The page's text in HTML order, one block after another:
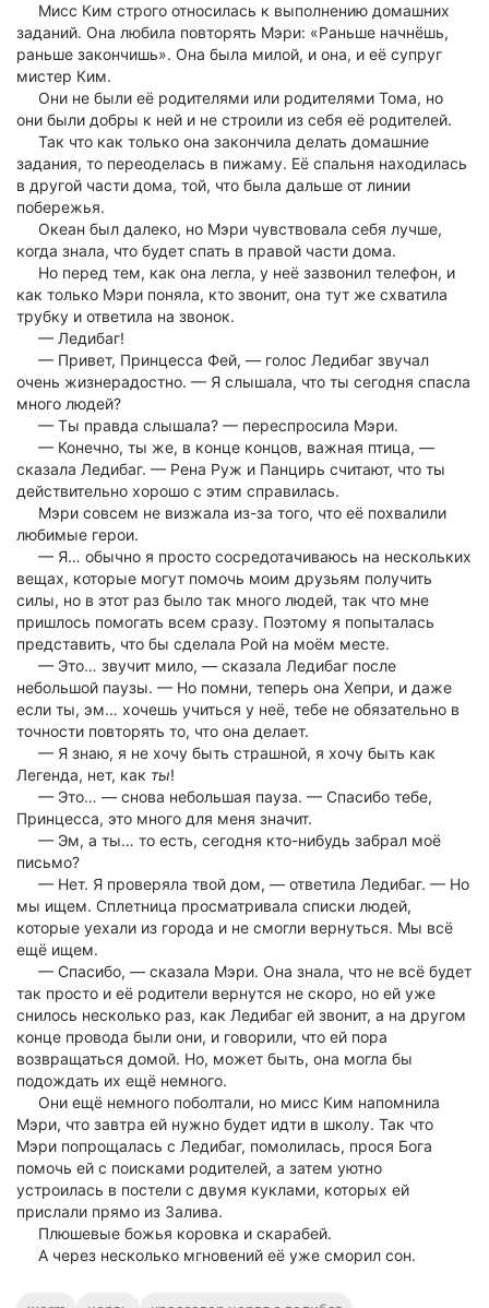
Мисс Ким строго относилась к выполнению домашних
заданий. Она любила повторять Мэри: «Раньше начнёшь,
раньше закончишь». Она была милой, и она, и её супруг
мистер Ким.
Они не были её родителями или родителями Тома, но
они были добры к ней и не строили из себя её родителей.
Так что как только она закончила делать домашние
задания, то переоделась в пижаму. Её спальня находилась
в другой части дома, той, что была дальше от линии
побережья.
Океан был далеко, но Мэри чувствовала себя лучше,
когда знала, что будет спать в правой части дома.
Но перед тем, как она легла, у неё зазвонил телефон, и
как только Мэри поняла, кто звонит, она тут же схватила
трубку и ответила на звонок.
— Ледибаг!
— Привет, Принцесса Фей, — голос Ледибаг звучал
очень жизнерадостно. — Я слышала, что ты сегодня спасла
много людей?
— Ты правда слышала? — переспросила Мэри.
— Конечно, ты же, в конце концов, важная птица, —
сказала Ледибаг. — Рена Руж и Панцирь считают, что ты
действительно хорошо с этим справилась.
Мэри совсем не визжала из-за того, что её похвалили
любимые герои.
— Я… обычно я просто сосредотачиваюсь на нескольких
вещах, которые могут помочь моим друзьям получить
силы, но в этот раз было так много людей, так что мне
пришлось помогать всем сразу. Поэтому я попыталась
представить, что бы сделала Рой на моём месте.
— Это… звучит мило, — сказала Ледибаг после
небольшой паузы. — Но помни, теперь она Хепри, и даже
если ты, эм… хочешь учиться у неё, тебе не обязательно в
точности повторять то, что она делает.
— Я знаю, я не хочу быть страшной, я хочу быть как
Легенда, нет, как ты!
— Это… — снова небольшая пауза. — Спасибо тебе,
Принцесса, это много для меня значит.
— Эм, а ты… то есть, сегодня кто-нибудь забрал моё
письмо?
— Нет. Я проверяла твой дом, — ответила Ледибаг. — Но
мы ищем. Сплетница просматривала списки людей,
которые уехали из города и не смогли вернуться. Мы всё
ещё ищем.
— Спасибо, — сказала Мэри. Она знала, что не всё будет
так просто и её родители вернутся не скоро, но ей уже
снилось несколько раз, как Ледибаг ей звонит, а на другом
конце провода были они, и говорили, что ей пора
возвращаться домой. Но, может быть, она могла бы
подождать их ещё немного.
Они ещё немного поболтали, но мисс Ким напомнила
Мэри, что завтра ей нужно будет идти в школу. Так что
Мэри попрощалась с Ледибаг, помолилась, прося Бога
помочь ей с поисками родителей, а затем уютно
устроилась в постели с двумя куклами, которых ей
прислали прямо из Залива.
Плюшевые божья коровка и скарабей.
А через несколько мгновений её уже сморил сон.